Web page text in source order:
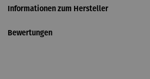
Informationen zum Hersteller
Bewertungen